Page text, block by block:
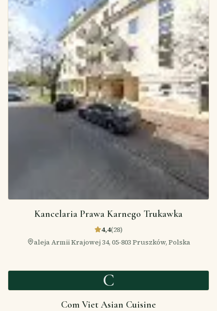
Kancelaria Prawa Karnego Trukawka
4,4(28)
aleja Armii Krajowej 34, 05-803 Pruszków, Polska
C
Com Viet Asian Cuisine